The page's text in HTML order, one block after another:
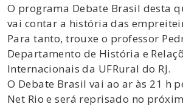
O programa Debate Brasil desta
vai contar a história das
Para tanto, trouxe o professor
Departamento de História e
Internacionais da UFRural do RJ.
O Debate Brasil vai ao ar às 21 h
Net Rio e será reprisado no